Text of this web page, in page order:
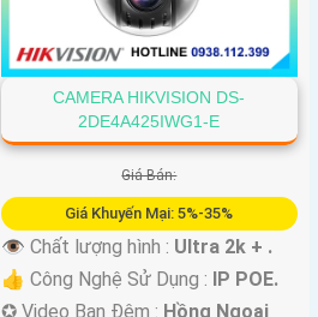
CAMERA HIKVISION DS-
2DE4A425IWG1-E
Giá Bán:
Giá Khuyến Mại: 5%-35%
👁 Chất lượng hình : Ultra 2k + .
👍 Công Nghệ Sử Dụng : IP POE.
✪ Video Ban Đêm : Hồng Ngoại